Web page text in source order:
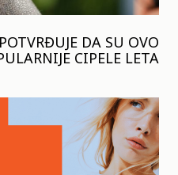
DA SU OVO
CIPELE LETA